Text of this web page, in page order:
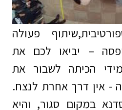
פעולה
– יביאו לכם את
הכיתה לשבור את
- אין דרך אחרת לנצח.
במקום סגור, והיא